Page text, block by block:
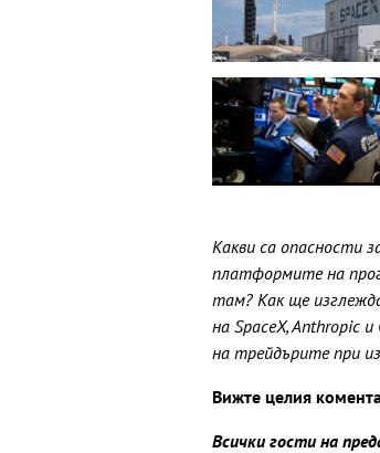
Какви са опасности
платформите на
там? Как ще
на SpaceX, Anthropic
на трейдърите при
Вижте целия
Всички гости на